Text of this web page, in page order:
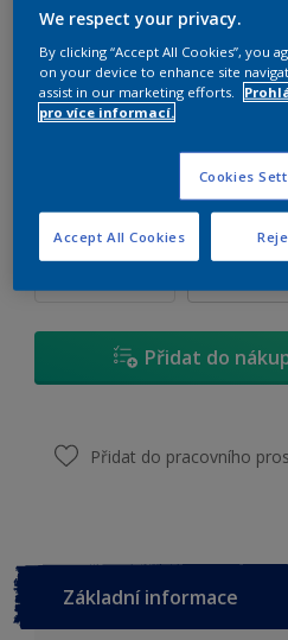
E7.03.76
1 L
2,5 L
5 L
10 L
Množství Kalkulačka
Přidat do
Přidat do pracovního
Základní informace
We respect your privacy.
By clicking “Accept All Cookies”, you
on your device to enhance site
assist in our marketing efforts.
pro více informací.
Cookies
Accept All Cookies